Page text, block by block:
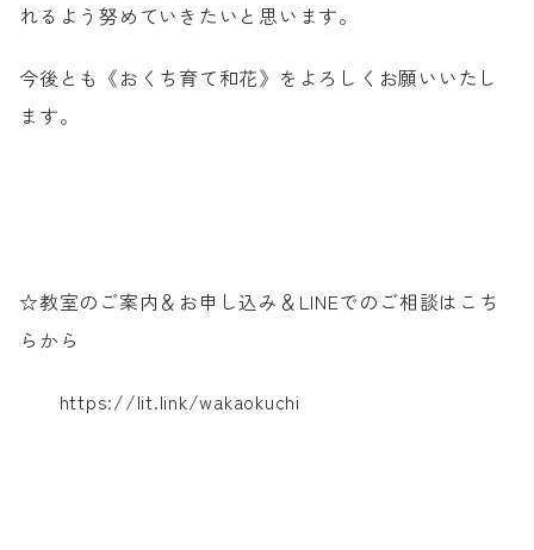
れるよう努めていきたいと思います。
今後とも《おくち育て和花》をよろしくお願いいたし
ます。
☆教室のご案内＆お申し込み＆LINEでのご相談はこち
らから
https://lit.link/wakaokuchi